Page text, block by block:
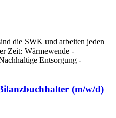
die SWK und arbeiten jeden
Zeit: Wärmewende -
Entsorgung -
(m/w/d)